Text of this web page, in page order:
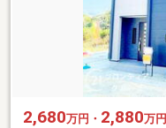
2,680万円・ 2,880万円